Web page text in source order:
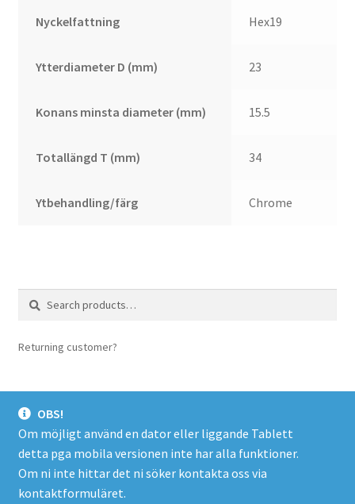
Nyckelfattning Hex19
Ytterdiameter D (mm) 23
Konans minsta diameter (mm) 15.5
Totallängd T (mm) 34
Ytbehandling/färg Chrome
Search
Search
Returning customer?
© Spacer.se 2026
Företagsinfo/Köpevillkor/Integritetspolicy
Byggt med
WooCommerce.
OBS!
Om möjligt använd en dator eller liggande Tablett
detta pga mobila versionen inte har alla funktioner.
Om ni inte hittar det ni söker kontakta oss via
kontaktformuläret.